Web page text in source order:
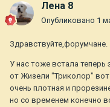
Лена 8
Опубликовано 1
Здравствуйте,форумчане.
У нас тоже встала
от Жизели "Триколор" вот
очень плотная и
но со временем конечно